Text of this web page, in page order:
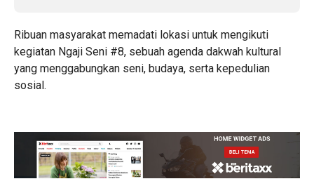
Ribuan masyarakat memadati lokasi untuk mengikuti
kegiatan Ngaji Seni #8, sebuah agenda dakwah kultural
yang menggabungkan seni, budaya, serta kepedulian
sosial.